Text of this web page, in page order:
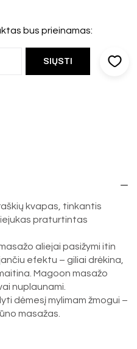
bus prieinamas:
kvapas, tinkantis
praturtintas
aliejai pasižymi itin
efektu – giliai drėkina,
Magoon masažo
nuplaunami.
dėmesį mylimam žmogui –
masažas.